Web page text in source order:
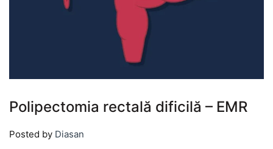
Polipectomia rectală dificilă – EMR
Posted by Diasan